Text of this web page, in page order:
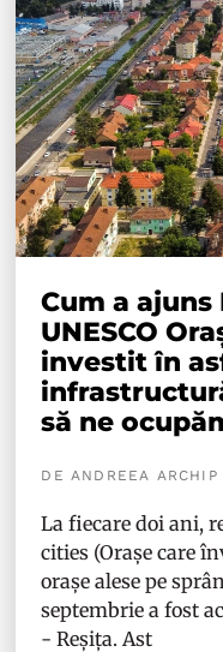
Cum a
UNESCO
investit în
să ne
DE ANDREEA ARCHIP
La fiecare doi ani,
cities (Orașe care
orașe alese pe
septembrie a fost
- Reșița. Ast